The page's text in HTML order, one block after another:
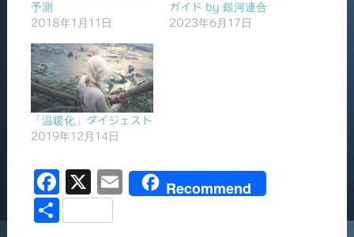
予測
2018年1月11日
ガイド by 銀河連合
2023年6月17日
「温暖化」ダイジェスト
2019年12月14日
F
a
X
E
Recommend
共